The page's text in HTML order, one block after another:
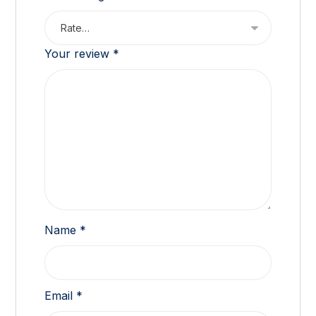
Your review *
Name *
Email *